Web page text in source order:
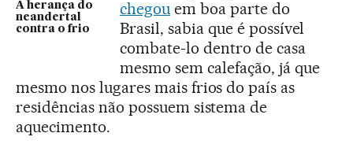
A herança do
neandertal
contra o frio
chegouem boa parte do
Brasil, sabia que é possível
combate-lo dentro de casa
mesmo sem calefação, já que
mesmo nos lugares mais frios do país as
residências não possuem sistema de
aquecimento.